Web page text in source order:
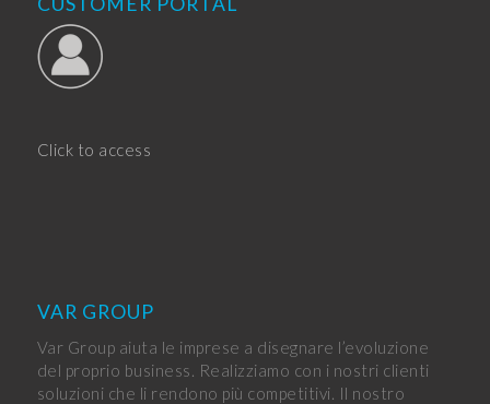
Click to access
VAR GROUP
Var Group aiuta le imprese a disegnare l’evoluzione
del proprio business. Realizziamo con i nostri clienti
soluzioni che li rendono più competitivi. Il nostro